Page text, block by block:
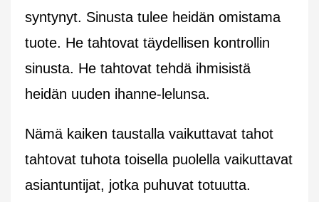
syntynyt. Sinusta tulee heidän omistama
tuote. He tahtovat täydellisen kontrollin
sinusta. He tahtovat tehdä ihmisistä
heidän uuden ihanne-lelunsa.
Nämä kaiken taustalla vaikuttavat tahot
tahtovat tuhota toisella puolella vaikuttavat
asiantuntijat, jotka puhuvat totuutta.